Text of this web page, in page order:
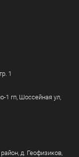
1
1 гп, Шоссейная ул,
д. Геофизиков,